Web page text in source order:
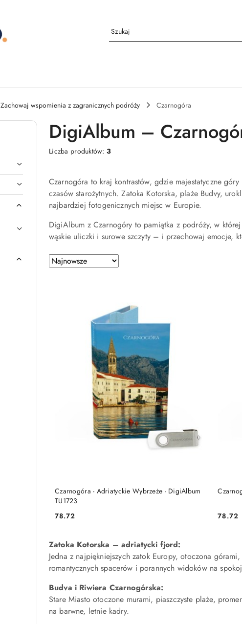
Zachowaj wspomienia z zagranicznych podróży Czarnogóra
DigiAlbum –
Liczba produktów:3
Czarnogóra to kraj kontrastów, gdzie majestatyczne
czasów starożytnych. Zatoka Kotorska, plaże Budvy,
najbardziej fotogenicznych miejsc w Europie.
DigiAlbum z Czarnogóry to pamiątka z podróży, w
wąskie uliczki i surowe szczyty – i przechowaj emocje,
Zastosowano
sortowanie:
Sortuj
według
Czarnogóra - Adriatyckie Wybrzeże - DigiAlbum
TU1723
Cena:
78.72
DO KOSZYKA
Cena:
78.72
Zatoka Kotorska – adriatycki fjord:
Jedna z najpiękniejszych zatok Europy, otoczona
romantycznych spacerów i porannych widoków na
Budva i Riwiera Czarnogórska:
Stare Miasto otoczone murami, piaszczyste plaże,
na barwne, letnie kadry.